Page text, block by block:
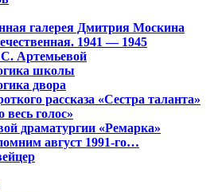
галерея Дмитрия Москина
1941 — 1945
С. Артемьевой
школы
двора
рассказа «Сестра таланта»
голос»
драматургии «Ремарка»
август 1991-го…